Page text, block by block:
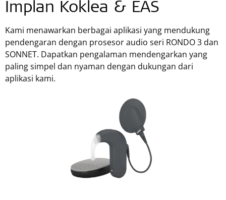
Implan Koklea & EAS
Kami menawarkan berbagai aplikasi yang mendukung
pendengaran dengan prosesor audio seri RONDO 3 dan
SONNET. Dapatkan pengalaman mendengarkan yang
paling simpel dan nyaman dengan dukungan dari
aplikasi kami.